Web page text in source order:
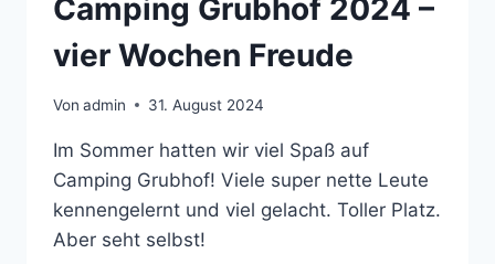
Camping Grubhof 2024 –
vier Wochen Freude
Von admin 31. August 2024
Im Sommer hatten wir viel Spaß auf
Camping Grubhof! Viele super nette Leute
kennengelernt und viel gelacht. Toller Platz.
Aber seht selbst!